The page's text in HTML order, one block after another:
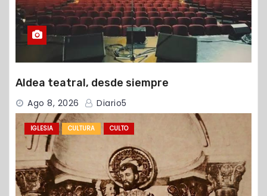
Aldea teatral, desde siempre
Ago 8, 2026 Diario5
IGLESIA CULTURA CULTO